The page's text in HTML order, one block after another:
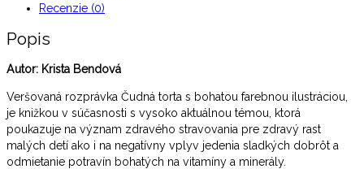
Recenzie (0)
Popis
Autor: Krista Bendová
Veršovaná rozprávka Čudná torta s bohatou farebnou ilustráciou,
je knižkou v súčasnosti s vysoko aktuálnou témou, ktorá
poukazuje na význam zdravého stravovania pre zdravý rast
malých detí ako i na negatívny vplyv jedenia sladkých dobrôt a
odmietanie potravín bohatých na vitamíny a minerály.